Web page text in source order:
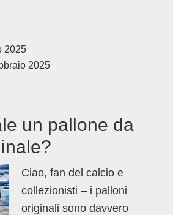
2025
2025
un pallone da
Ciao, fan del calcio e
collezionisti – i palloni
originali sono davvero